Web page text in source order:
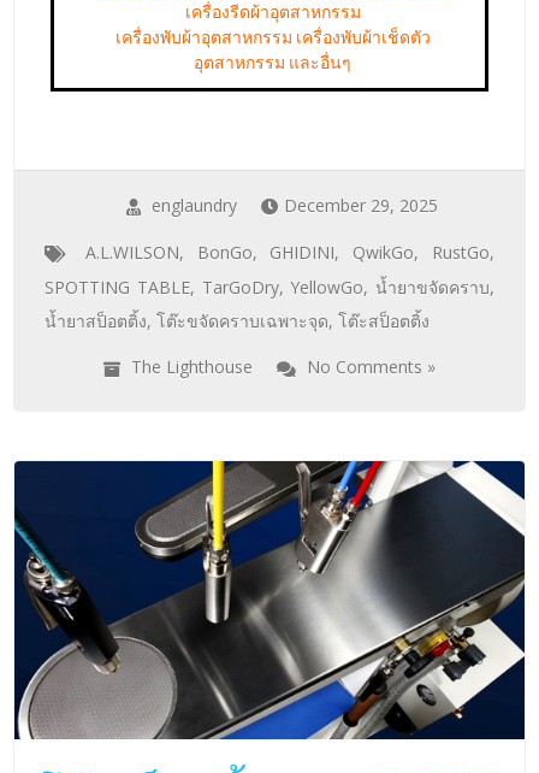
เครื่องรีดผ้าอุตสาหกรรม
เครื่องพับผ้าอุตสาหกรรม เครื่องพับผ้าเช็ดตัว
อุตสาหกรรม และอื่นๆ
englaundry December 29, 2025
A.L.WILSON, BonGo, GHIDINI, QwikGo, RustGo,
SPOTTING TABLE, TarGoDry,YellowGo, น้ำยาขจัดคราบ,
น้ำยาสป็อตติ้ง,โต๊ะขจัดคราบเฉพาะจุด,โต๊ะสป็อตติ้ง
The Lighthouse
No Comments »